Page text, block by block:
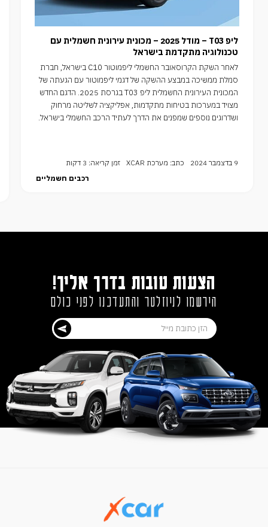
ליפ T03 – מודל 2025 – מכונית עירונית חשמלית עם
טכנולוגיה מתקדמת בישראל
לאחר השקת הקרוסאובר החשמלי ליפמוטור C10 בישראל, חברת
סמלת ממשיכה במבצע ההשקה של דגמי ליפמוטור עם הגעתה של
המכונית העירונית החשמלית ליפ T03 בגרסת 2025. הדגם החדש
מצויד במערכות בטיחות מתקדמות, אפליקציה לשליטה מרחוק
ושדרוגים נוספים שמפנים את הדרך לעתיד הרכב החשמלי בישראל.
9 בדצמבר 2024 כתב: מערכת XCAR
זמן קריאה: 3 דקות
רכבים חשמליים
הצעות טובות בדרך אליך!
הירשמו לניוזלטר והתעדכנו לפני כולם